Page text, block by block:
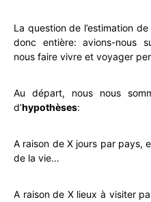
La question de l’estimation
donc entière: avions-nous
nous faire vivre et voyager
Au départ, nous nous
d’hypothèses:
A raison de X jours par pays,
de la vie…
A raison de X lieux à visiter